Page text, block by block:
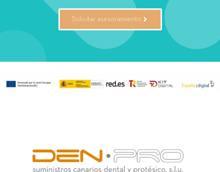
Solicitar asesoramiento